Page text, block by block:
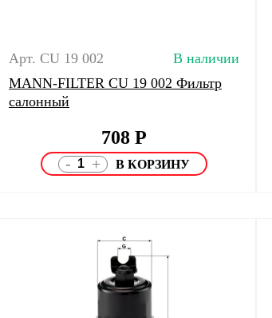
Арт. CU 19 002
В наличии
MANN-FILTER CU 19 002 Фильтр
салонный
708 Р
- +